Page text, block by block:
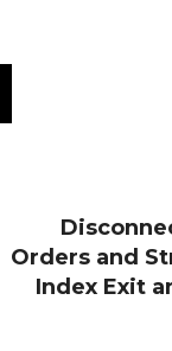
Orders and
Index Exit